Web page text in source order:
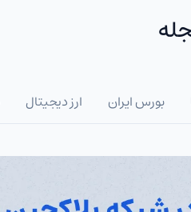
بورس ایران ارز دیجیتال